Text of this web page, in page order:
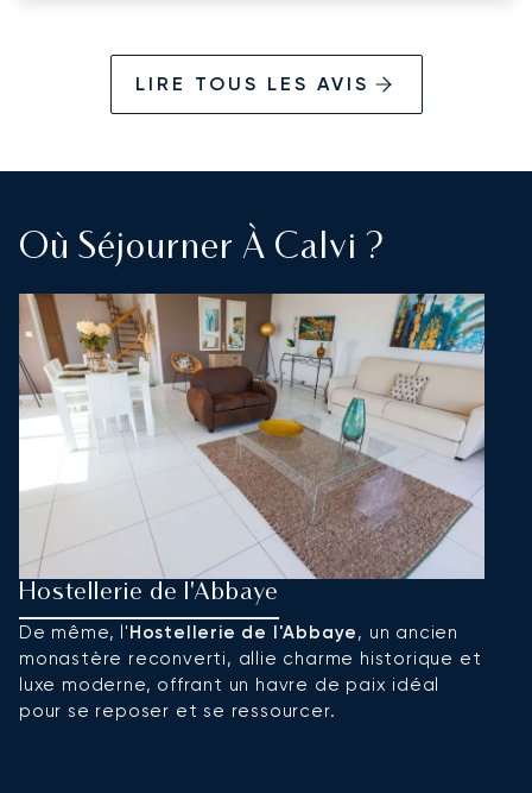
LIRE TOUS LES AVIS
Où Séjourner À Calvi ?
Hostellerie de l'Abbaye
De même, l'Hostellerie de l'Abbaye, un ancien
monastère reconverti, allie charme historique et
luxe moderne, offrant un havre de paix idéal
pour se reposer et se ressourcer.